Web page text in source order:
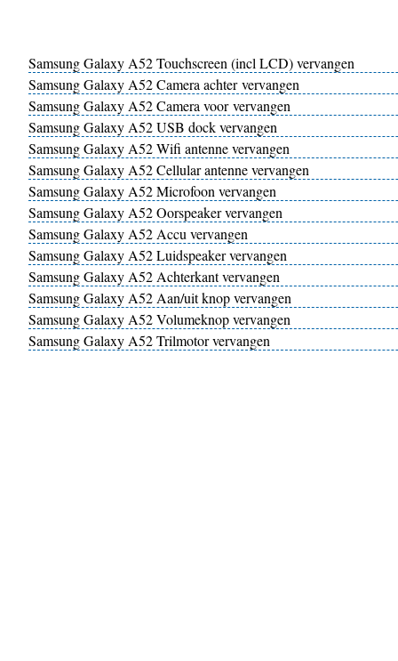
Samsung Galaxy A52 Touchscreen (incl LCD) vervangen
Samsung Galaxy A52 Camera achter vervangen
Samsung Galaxy A52 Camera voor vervangen
Samsung Galaxy A52 USB dock vervangen
Samsung Galaxy A52 Wifi antenne vervangen
Samsung Galaxy A52 Cellular antenne vervangen
Samsung Galaxy A52 Microfoon vervangen
Samsung Galaxy A52 Oorspeaker vervangen
Samsung Galaxy A52 Accu vervangen
Samsung Galaxy A52 Luidspeaker vervangen
Samsung Galaxy A52 Achterkant vervangen
Samsung Galaxy A52 Aan/uit knop vervangen
Samsung Galaxy A52 Volumeknop vervangen
Samsung Galaxy A52 Trilmotor vervangen